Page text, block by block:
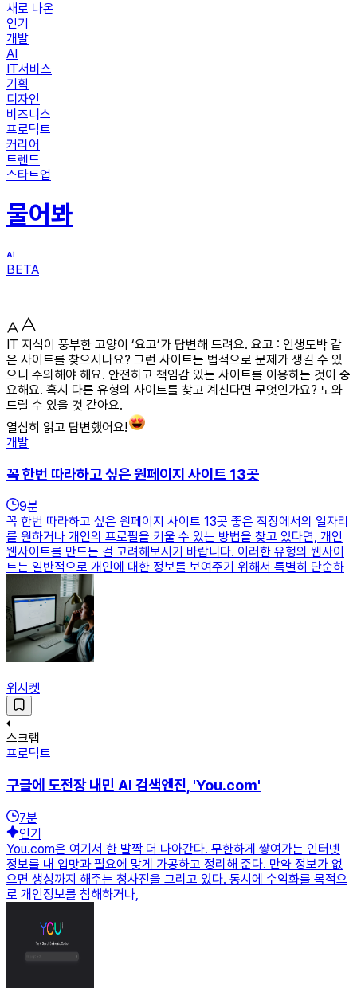
새로 나온
인기
개발
AI
IT서비스
기획
디자인
비즈니스
프로덕트
커리어
트렌드
스타트업
물어봐
BETA
IT 지식이 풍부한 고양이 ‘요고’가 답변해 드려요. 요고 : 인생도박 같
은 사이트를 찾으시나요? 그런 사이트는 법적으로 문제가 생길 수 있
으니 주의해야 해요. 안전하고 책임감 있는 사이트를 이용하는 것이 중
요해요. 혹시 다른 유형의 사이트를 찾고 계신다면 무엇인가요? 도와
드릴 수 있을 것 같아요.
열심히 읽고 답변했어요!
개발
꼭 한번 따라하고 싶은 원페이지 사이트 13곳
9분
꼭 한번 따라하고 싶은 원페이지 사이트 13곳 좋은 직장에서의 일자리
를 원하거나 개인의 프로필을 키울 수 있는 방법을 찾고 있다면, 개인
웹사이트를 만드는 걸 고려해보시기 바랍니다. 이러한 유형의 웹사이
트는 일반적으로 개인에 대한 정보를 보여주기 위해서 특별히 단순하
위시켓
스크랩
프로덕트
구글에 도전장 내민 AI 검색엔진, 'You.com'
7분
인기
You.com은 여기서 한 발짝 더 나아간다. 무한하게 쌓여가는 인터넷
정보를 내 입맛과 필요에 맞게 가공하고 정리해 준다. 만약 정보가 없
으면 생성까지 해주는 청사진을 그리고 있다. 동시에 수익화를 목적으
로 개인정보를 침해하거나,